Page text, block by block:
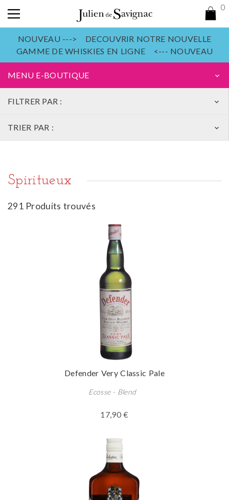
0
NOUVEAU ---> DECOUVRIR NOTRE NOUVELLE
GAMME DE WHISKIES EN LIGNE <--- NOUVEAU
MENU E-BOUTIQUE keyboard_arrow_down
FILTRER PAR : keyboard_arrow_down
TRIER PAR : keyboard_arrow_down
Spiritueux
291 Produits trouvés
Defender Very Classic Pale
Ecosse - Blend
17,90 €